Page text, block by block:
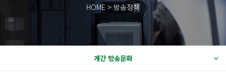
HOME > 방송정책
계간 방송문화